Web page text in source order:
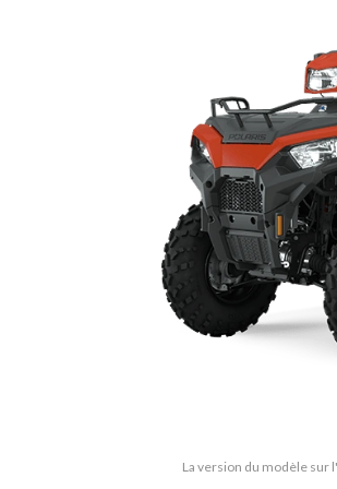
La version du modèle sur